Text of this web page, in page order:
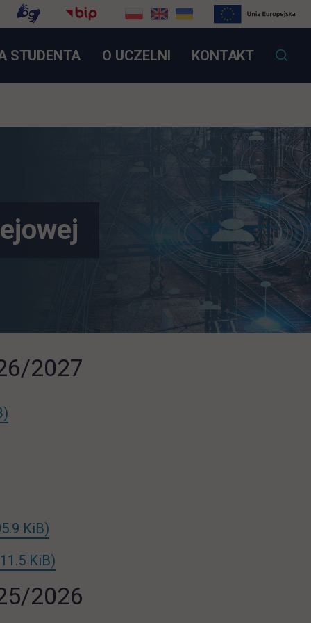
SIĘ W NOWEJ KARCIE
STUDENTA O UCZELNI KONTAKT
2027
KiB)
KiB)
2026